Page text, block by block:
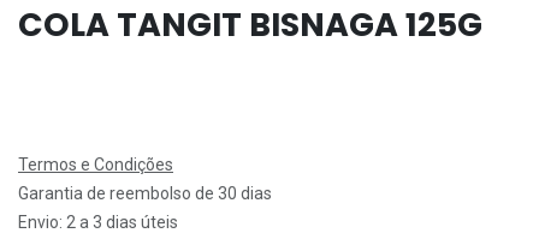
COLA TANGIT BISNAGA 125G
Termos e Condições
Garantia de reembolso de 30 dias
Envio: 2 a 3 dias úteis